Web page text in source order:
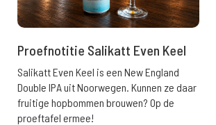
Proefnotitie Salikatt Even Keel
Salikatt Even Keel is een New England
Double IPA uit Noorwegen. Kunnen ze daar
fruitige hopbommen brouwen? Op de
proeftafel ermee!